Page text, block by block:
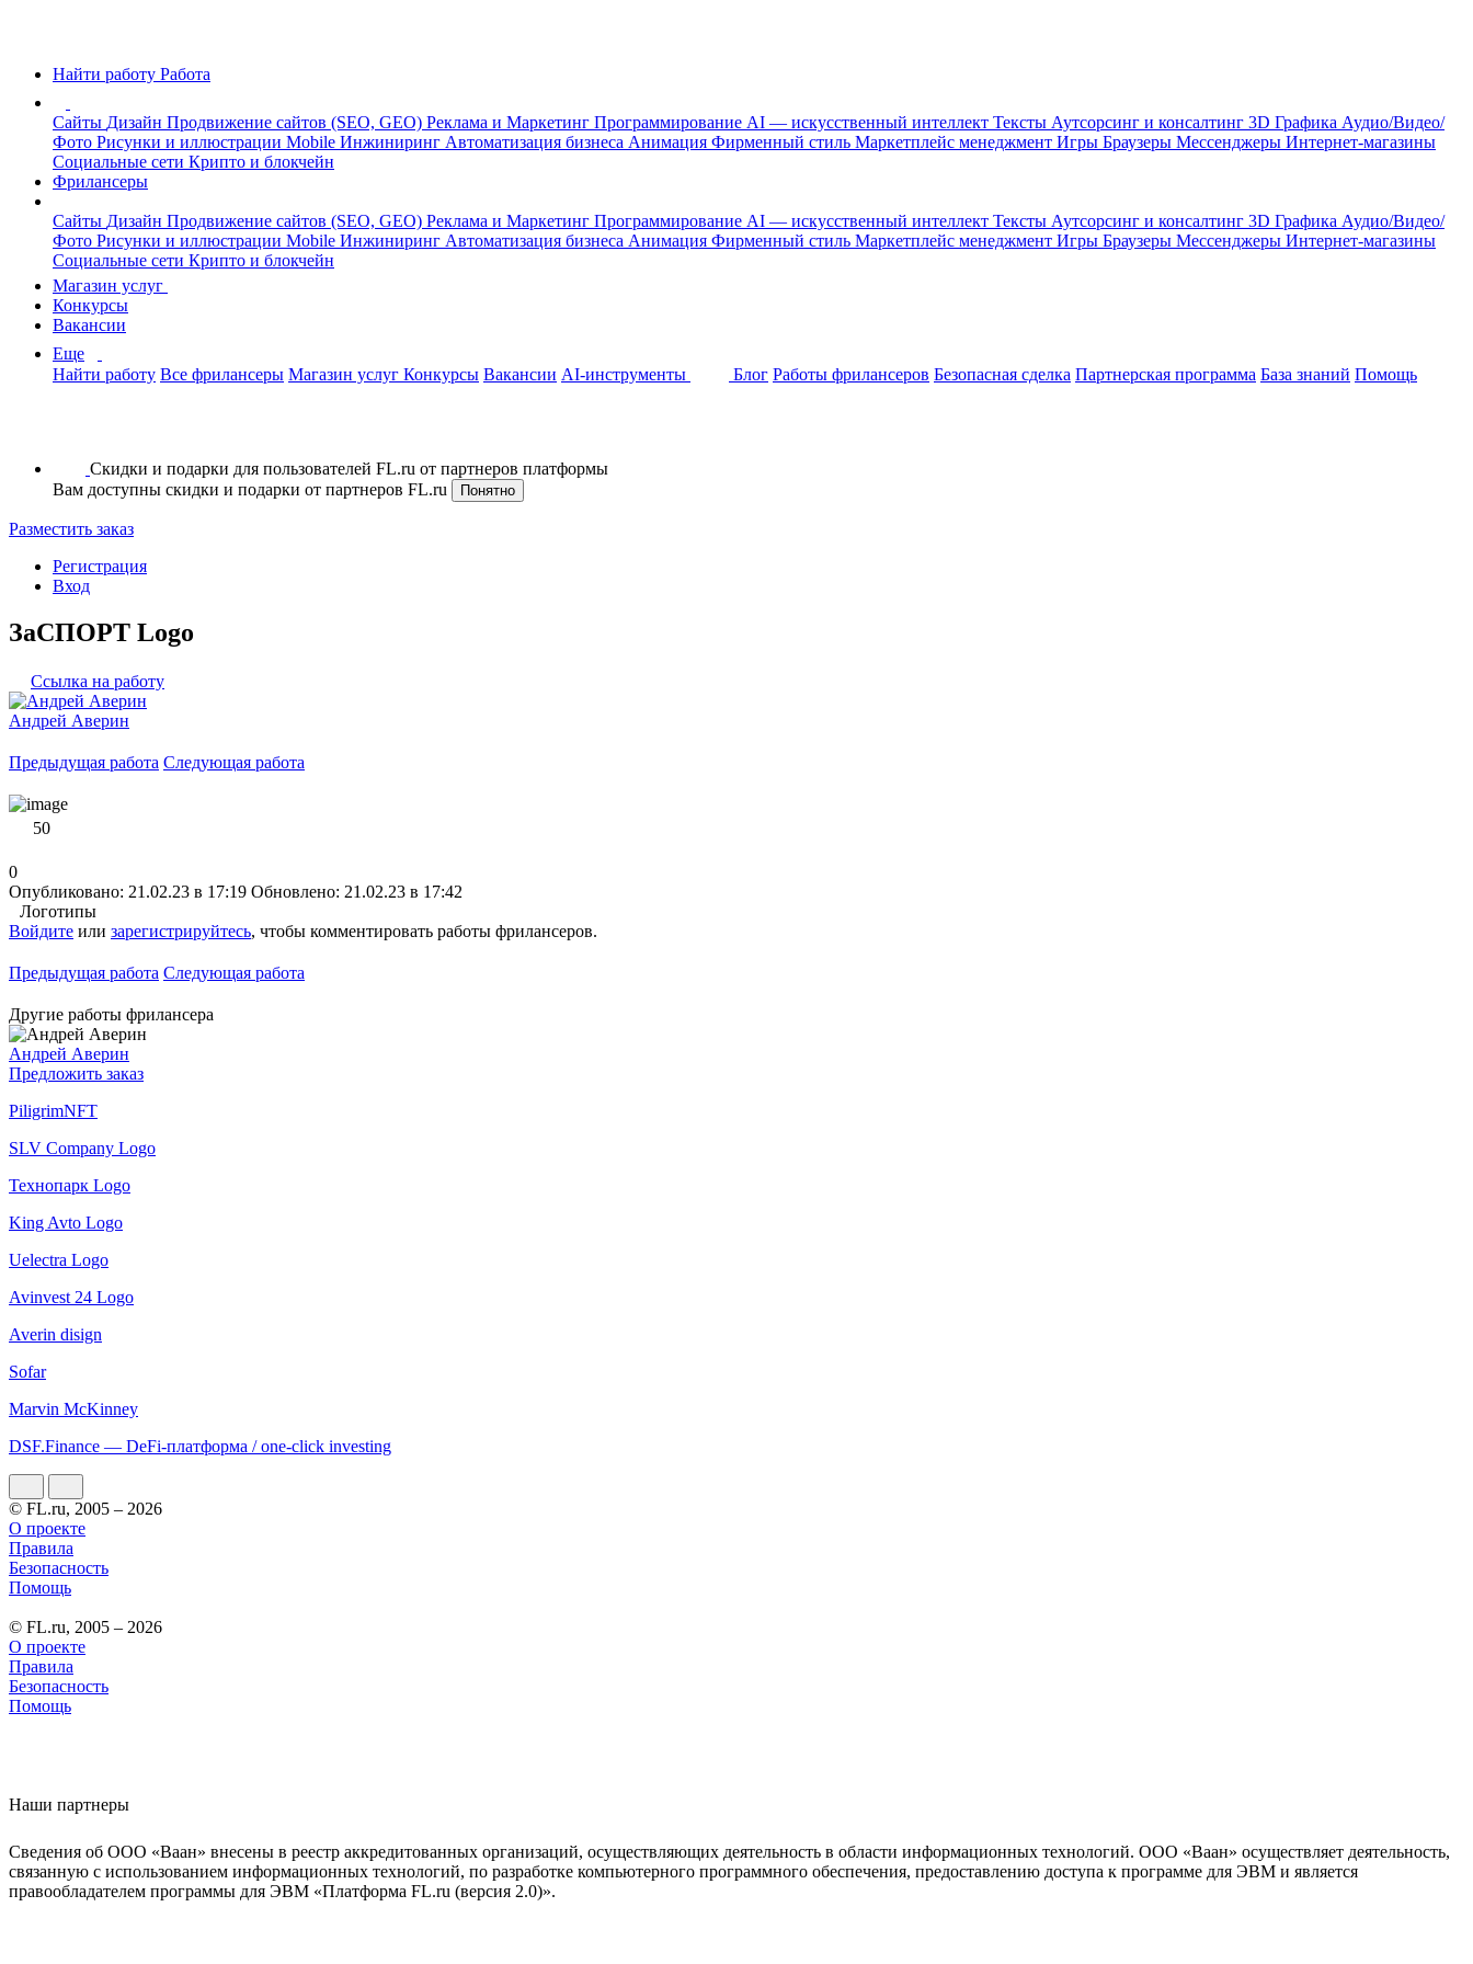
Найти работу Работа
Сайты Дизайн Продвижение сайтов (SEO, GEO) Реклама и Маркетинг Программирование AI — искусственный интеллект Тексты Аутсорсинг и консалтинг 3D Графика Аудио/Видео/
Фото Рисунки и иллюстрации Mobile Инжиниринг Автоматизация бизнеса Анимация Фирменный стиль Маркетплейс менеджмент Игры Браузеры Мессенджеры Интернет-магазины
Социальные сети Крипто и блокчейн
Фрилансеры
Сайты Дизайн Продвижение сайтов (SEO, GEO) Реклама и Маркетинг Программирование AI — искусственный интеллект Тексты Аутсорсинг и консалтинг 3D Графика Аудио/Видео/
Фото Рисунки и иллюстрации Mobile Инжиниринг Автоматизация бизнеса Анимация Фирменный стиль Маркетплейс менеджмент Игры Браузеры Мессенджеры Интернет-магазины
Социальные сети Крипто и блокчейн
Магазин услуг
Конкурсы
Вакансии
Еще
Найти работу Все фрилансеры Магазин услуг Конкурсы Вакансии AI-инструменты Блог Работы фрилансеров Безопасная сделка Партнерская программа База знаний Помощь
Скидки и подарки для пользователей FL.ru от партнеров платформы
Вам доступны скидки и подарки от партнеров FL.ru
Понятно
Разместить заказ
Регистрация
Вход
ЗаСПОРТ Logo
Ссылка на работу
Андрей Аверин
Предыдущая работа Следующая работа
50
0
Опубликовано: 21.02.23 в 17:19 Обновлено: 21.02.23 в 17:42
Логотипы
Войдите или зарегистрируйтесь, чтобы комментировать работы фрилансеров.
Предыдущая работа Следующая работа
Другие работы фрилансера
Андрей Аверин
Предложить заказ
PiligrimNFT
SLV Company Logo
Технопарк Logo
King Avto Logo
Uelectra Logo
Avinvest 24 Logo
Averin disign
Sofar
Marvin McKinney
DSF.Finance — DeFi-платформа / one-click investing
© FL.ru, 2005 – 2026
О проекте
Правила
Безопасность
Помощь
© FL.ru, 2005 – 2026
О проекте
Правила
Безопасность
Помощь
Наши партнеры
Сведения об ООО «Ваан» внесены в реестр аккредитованных организаций, осуществляющих деятельность в области информационных технологий. ООО «Ваан» осуществляет деятельность,
связанную с использованием информационных технологий, по разработке компьютерного программного обеспечения, предоставлению доступа к программе для ЭВМ и является
правообладателем программы для ЭВМ «Платформа FL.ru (версия 2.0)».